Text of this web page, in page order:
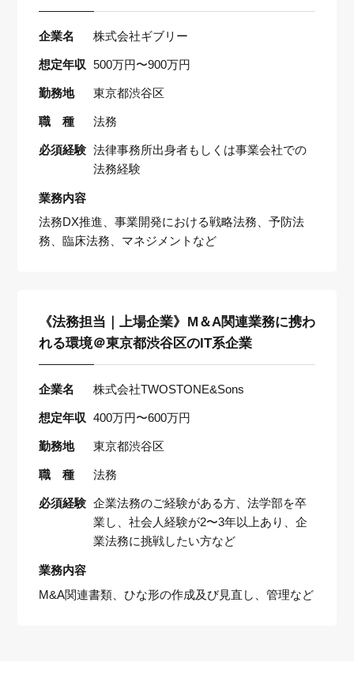
企業名 株式会社ギブリー
想定年収 500万円〜900万円
勤務地 東京都渋谷区
職 種 法務
必須経験 法律事務所出身者もしくは事業会社での
法務経験
業務内容
法務DX推進、事業開発における戦略法務、予防法
務、臨床法務、マネジメントなど
《法務担当｜上場企業》M＆A関連業務に携わ
れる環境＠東京都渋谷区のIT系企業
企業名 株式会社TWOSTONE&Sons
想定年収 400万円〜600万円
勤務地 東京都渋谷区
職 種 法務
必須経験 企業法務のご経験がある方、法学部を卒
業し、社会人経験が2〜3年以上あり、企
業法務に挑戦したい方など
業務内容
M&A関連書類、ひな形の作成及び見直し、管理など